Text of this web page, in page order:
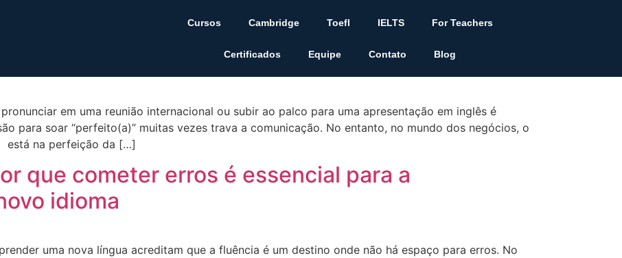
Cursos Cambridge Toefl IELTS For Teachers
Certificados Equipe Contato Blog
se dar bem em reuniões e apresentações
em uma reunião internacional ou subir ao palco para uma apresentação em inglês é
para soar “perfeito(a)” muitas vezes trava a comunicação. No entanto, no mundo dos negócios, o
está na perfeição da […]
que cometer erros é essencial para a
idioma
uma nova língua acreditam que a fluência é um destino onde não há espaço para erros. No